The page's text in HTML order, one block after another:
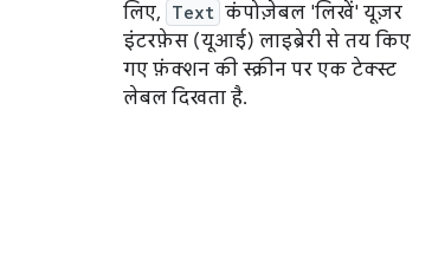
लिए, Text कंपोज़ेबल 'लिखें' यूज़र
इंटरफ़ेस (यूआई) लाइब्रेरी से तय किए
गए फ़ंक्शन की स्क्रीन पर एक टेक्स्ट
लेबल दिखता है.